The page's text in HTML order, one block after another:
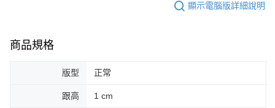
顯示電腦版詳細說明
商品規格
版型 正常
跟高 1 cm